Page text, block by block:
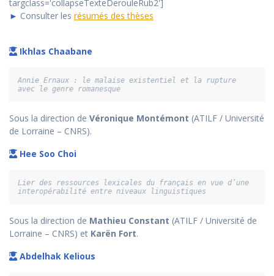
targclass='collapseTexteDerouleRub2']
► Consulter les résumés des thèses
Ikhlas Chaabane
Annie Ernaux : le malaise existentiel et la rupture
avec le genre romanesque
Sous la direction de Véronique Montémont (ATILF / Université
de Lorraine – CNRS).
Hee Soo Choi
Lier des ressources lexicales du français en vue d’une
interopérabilité entre niveaux linguistiques
Sous la direction de Mathieu Constant (ATILF / Université de
Lorraine – CNRS) et Karën Fort.
Abdelhak Kelious